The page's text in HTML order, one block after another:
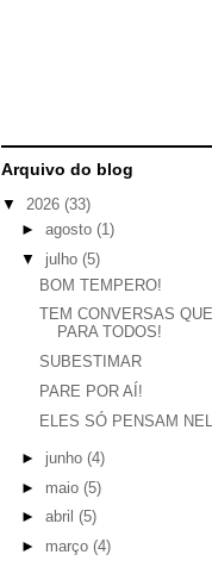
Arquivo do blog
▼ 2026 (33)
► agosto (1)
▼ julho (5)
BOM TEMPERO!
TEM CONVERSAS
PARA TODOS!
SUBESTIMAR
PARE POR AÍ!
ELES SÓ PENSAM
► junho (4)
► maio (5)
► abril (5)
► março (4)